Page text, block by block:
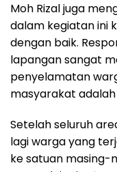
Moh Rizal juga
dalam kegiatan ini
dengan baik.
lapangan sangat
penyelamatan
masyarakat
Setelah seluruh
lagi warga yang
ke satuan masing-